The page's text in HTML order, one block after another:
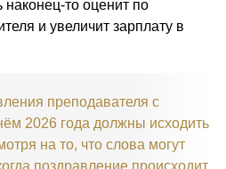
наконец-то оценит по
и увеличит зарплату в
преподавателя с
2026 года должны исходить
на то, что слова могут